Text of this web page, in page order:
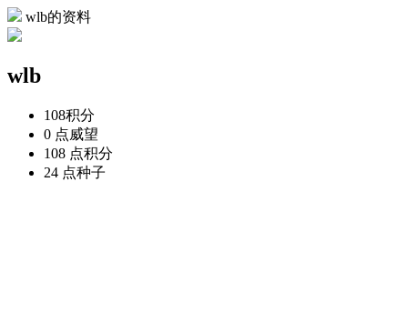
wlb的资料
wlb
108积分
0 点威望
108 点积分
24 点种子